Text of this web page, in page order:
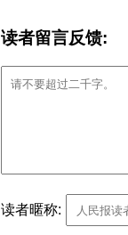
读者留言反馈:
读者暱称: